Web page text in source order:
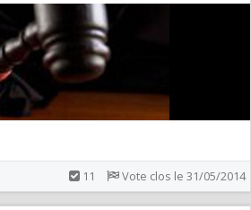
11 Vote clos le 31/05/2014